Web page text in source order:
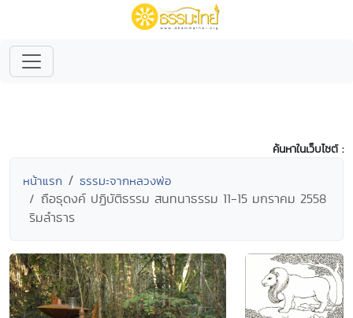
ค้นหาในเว็บไซต์ :
หน้าแรก ธรรมะจากหลวงพ่อ
ถือธุดงค์ ปฏิบัติธรรม สนทนาธรรม 11-15 มกราคม 2558
ริมลำธาร